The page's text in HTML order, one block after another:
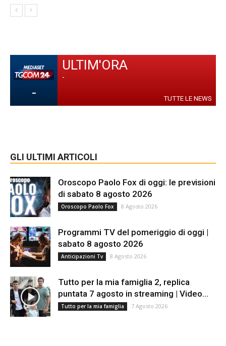
-
ULTIM'ORA
-
TUTTE LE NEWS
GLI ULTIMI ARTICOLI
Oroscopo Paolo Fox di oggi: le previsioni
di sabato 8 agosto 2026
Oroscopo Paolo Fox 8 Agosto 2026
Programmi TV del pomeriggio di oggi |
sabato 8 agosto 2026
Anticipazioni Tv 8 Agosto 2026
Tutto per la mia famiglia 2, replica
puntata 7 agosto in streaming | Video...
Tutto per la mia famiglia 7 Agosto 2026